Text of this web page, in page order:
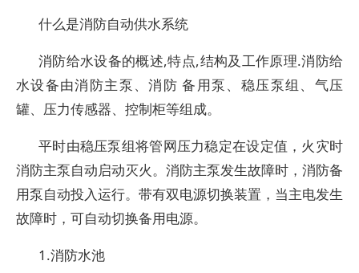
什么是消防自动供水系统
消防给水设备的概述,特点,结构及工作原理.消防给
水设备由消防主泵、消防 备用泵、稳压泵组、气压
罐、压力传感器、控制柜等组成。
平时由稳压泵组将管网压力稳定在设定值，火灾时
消防主泵自动启动灭火。消防主泵发生故障时，消防备
用泵自动投入运行。带有双电源切换装置，当主电发生
故障时，可自动切换备用电源。
1.消防水池